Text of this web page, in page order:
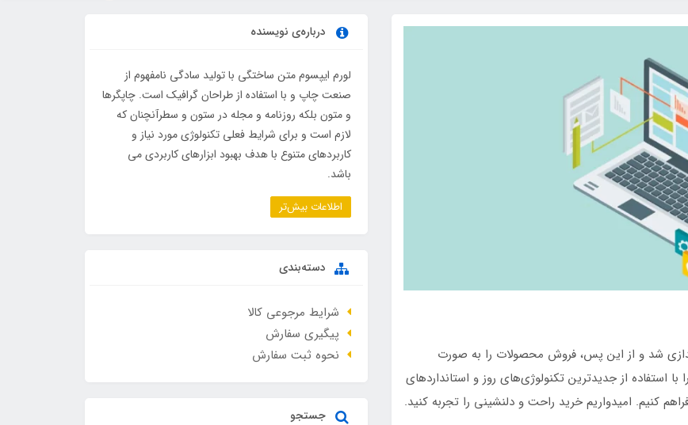
شد و از این پس، فروش محصولات را به صورت
با استفاده از جدیدترین تکنولوژی‌های روز و استانداردهای
کنیم. امیدواریم خرید راحت و دلنشینی را تجربه کنید.
درباره‌ی نویسنده
لورم ایپسوم متن ساختگی با تولید سادگی نامفهوم از
صنعت چاپ و با استفاده از طراحان گرافیک است. چاپگرها
و متون بلکه روزنامه و مجله در ستون و سطرآنچنان که
لازم است و برای شرایط فعلی تکنولوژی مورد نیاز و
کاربردهای متنوع با هدف بهبود ابزارهای کاربردی می
باشد.
اطلاعات بیش‌تر
دسته‌بندی
شرایط مرجوعی کالا
پیگیری سفارش
نحوه ثبت سفارش
جستجو